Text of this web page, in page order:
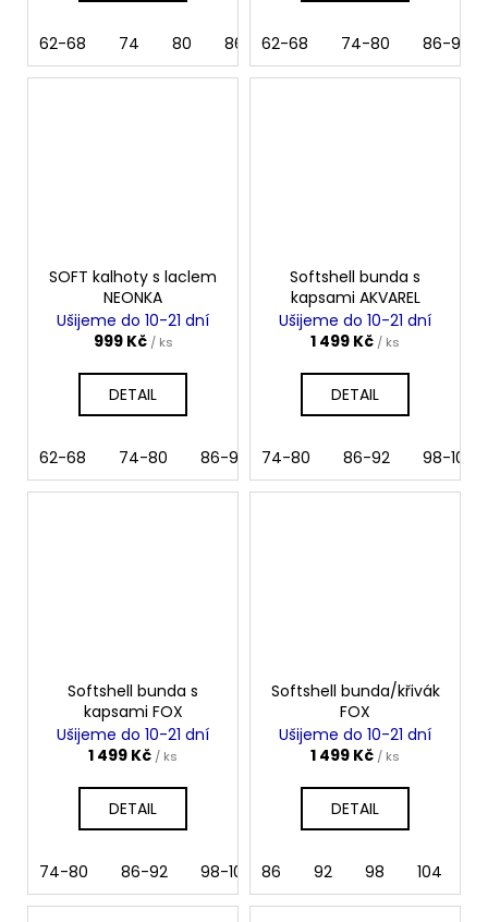
62-68 74 80 86 92 98-104 110-116
62-68 74-80 86-92
SOFT kalhoty s laclem
NEONKA
Ušijeme do 10-21 dní
999 Kč / ks
DETAIL
62-68 74-80 86-92 98-104 110-116 122-
Softshell bunda s
kapsami AKVAREL
Ušijeme do 10-21 dní
1 499 Kč / ks
DETAIL
74-80 86-92 98-104
Softshell bunda s
kapsami FOX
Ušijeme do 10-21 dní
1 499 Kč / ks
DETAIL
74-80 86-92 98-104
Softshell bunda/křivák
FOX
Ušijeme do 10-21 dní
1 499 Kč / ks
DETAIL
86 92 98 104